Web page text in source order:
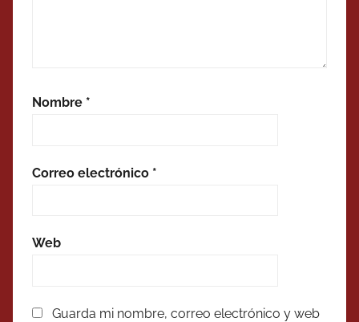
Nombre *
Correo electrónico *
Web
Guarda mi nombre, correo electrónico y web